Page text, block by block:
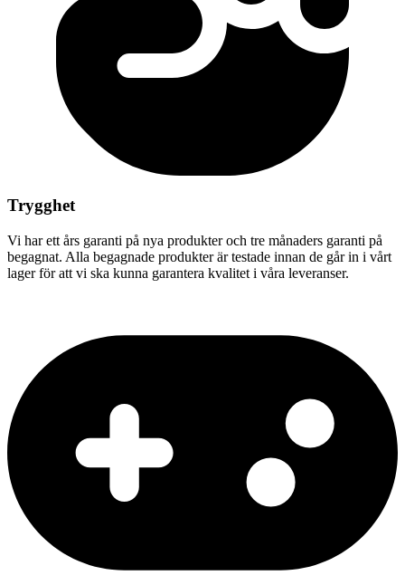
Trygghet
Vi har ett års garanti på nya produkter och tre månaders garanti på
begagnat. Alla begagnade produkter är testade innan de går in i vårt
lager för att vi ska kunna garantera kvalitet i våra leveranser.